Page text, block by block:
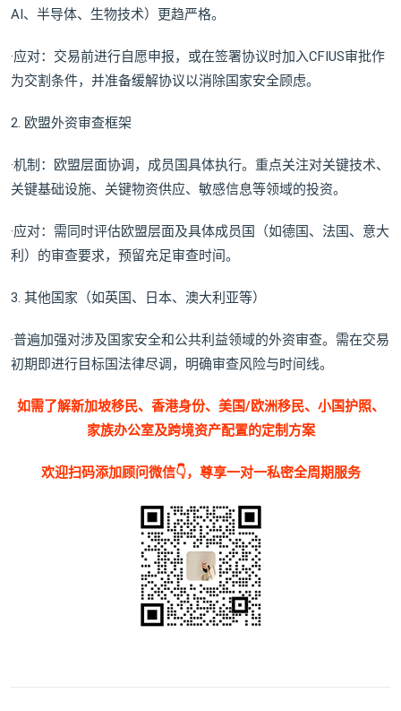
AI、半导体、生物技术）更趋严格。
·应对：交易前进行自愿申报，或在签署协议时加入CFIUS审批作
为交割条件，并准备缓解协议以消除国家安全顾虑。
2. 欧盟外资审查框架
·机制：欧盟层面协调，成员国具体执行。重点关注对关键技术、
关键基础设施、关键物资供应、敏感信息等领域的投资。
·应对：需同时评估欧盟层面及具体成员国（如德国、法国、意大
利）的审查要求，预留充足审查时间。
3. 其他国家（如英国、日本、澳大利亚等）
·普遍加强对涉及国家安全和公共利益领域的外资审查。需在交易
初期即进行目标国法律尽调，明确审查风险与时间线。
如需了解新加坡移民、香港身份、美国/欧洲移民、小国护照、
家族办公室及跨境资产配置的定制方案
欢迎扫码添加顾问微信👇，尊享一对一私密全周期服务